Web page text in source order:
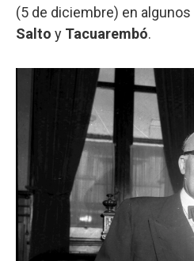
(5 de diciembre) en
Salto y Tacuarembó.